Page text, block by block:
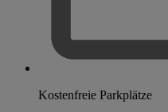
Kostenfreie Parkplätze